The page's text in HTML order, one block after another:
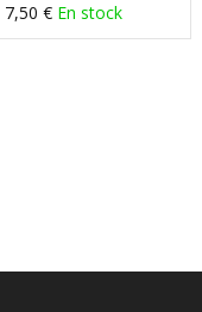
7,50 € En stock